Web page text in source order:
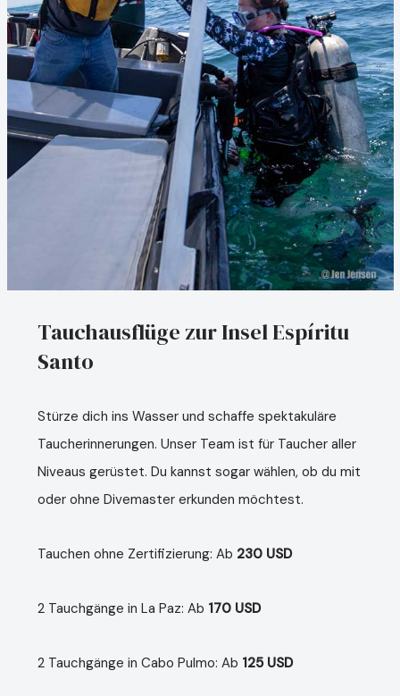
Tauchausflüge zur Insel Espíritu
Santo
Stürze dich ins Wasser und schaffe spektakuläre
Taucherinnerungen. Unser Team ist für Taucher aller
Niveaus gerüstet. Du kannst sogar wählen, ob du mit
oder ohne Divemaster erkunden möchtest.
Tauchen ohne Zertifizierung: Ab 230 USD
2 Tauchgänge in La Paz: Ab 170 USD
2 Tauchgänge in Cabo Pulmo: Ab 125 USD